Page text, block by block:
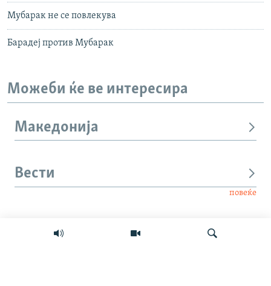
Мубарак не се повлекува
Барадеј против Мубарак
Можеби ќе ве интересира
Македонија
Вести
повеќе
Интервју